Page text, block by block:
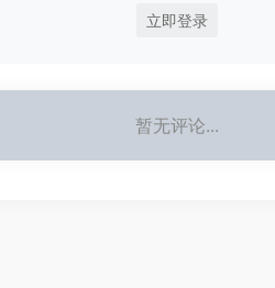
立即登录
暂无评论...